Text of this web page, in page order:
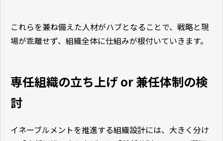
これらを兼ね備えた人材がハブとなることで、戦略と現
場が乖離せず、組織全体に仕組みが根付いていきます。
専任組織の立ち上げ or 兼任体制の検
討
イネーブルメントを推進する組織設計には、大きく分け